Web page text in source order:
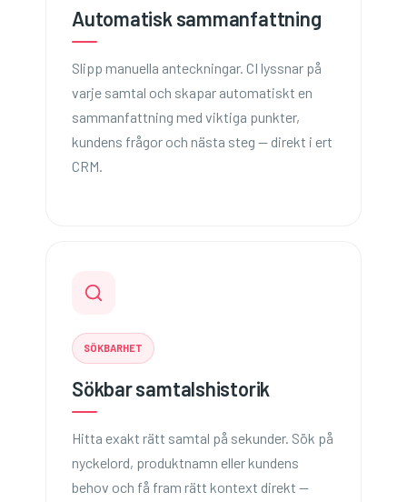
Automatisk sammanfattning
Slipp manuella anteckningar. CI lyssnar på
varje samtal och skapar automatiskt en
sammanfattning med viktiga punkter,
kundens frågor och nästa steg — direkt i ert
CRM.
SÖKBARHET
Sökbar samtalshistorik
Hitta exakt rätt samtal på sekunder. Sök på
nyckelord, produktnamn eller kundens
behov och få fram rätt kontext direkt —